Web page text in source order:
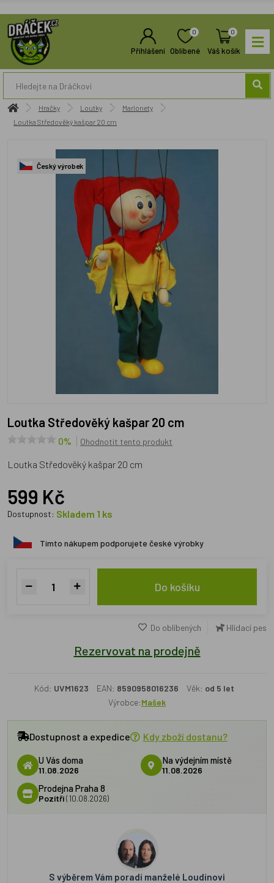
Přihlášení
0
Oblíbené
0
Váš košík
Hračky Loutky
Marionety
Loutka Středověký kašpar 20 cm
Český výrobek
Loutka Středověký kašpar 20 cm
0% Ohodnotit tento produkt
Loutka Středověký kašpar 20 cm
599 Kč
Dostupnost: Skladem 1 ks
Tímto nákupem podporujete české výrobky
Do košíku
Do oblíbených Hlídací pes
Rezervovat na prodejně
Kód: UVM1623 EAN: 8590958016236 Věk: od 5 let
Výrobce:Mašek
Dostupnost a expedice Kdy zboží dostanu?
U Vás doma
11.08.2026
Na výdejním místě
11.08.2026
Prodejna Praha 8
Pozítří(10.08.2026)
S výběrem Vám poradí manželé Loudínovi